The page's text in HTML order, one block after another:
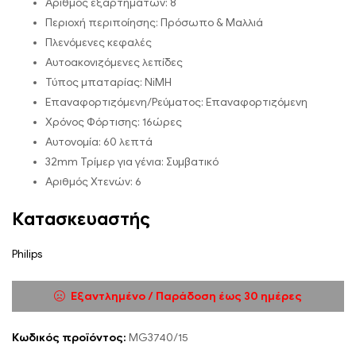
Περιοχή περιποίησης: Πρόσωπο & Μαλλιά
Πλενόμενες κεφαλές
Αυτοακονιζόμενες λεπίδες
Τύπος μπαταρίας: NiMH
Επαναφορτιζόμενη/Ρεύματος: Επαναφορτιζόμενη
Χρόνος Φόρτισης: 16ώρες
Αυτονομία: 60 λεπτά
32mm Τρίμερ για γένια: Συμβατικό
Αριθμός Χτενών: 6
Κατασκευαστής
Philips
Εξαντλημένο / Παράδοση έως 30 ημέρες
Κωδικός προϊόντος: MG3740/15